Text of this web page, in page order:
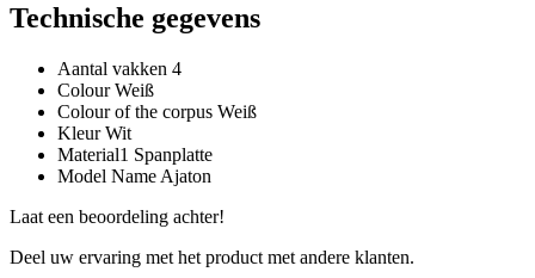
Technische gegevens
Aantal vakken 4
Colour Weiß
Colour of the corpus Weiß
Kleur Wit
Material1 Spanplatte
Model Name Ajaton
Laat een beoordeling achter!
Deel uw ervaring met het product met andere klanten.